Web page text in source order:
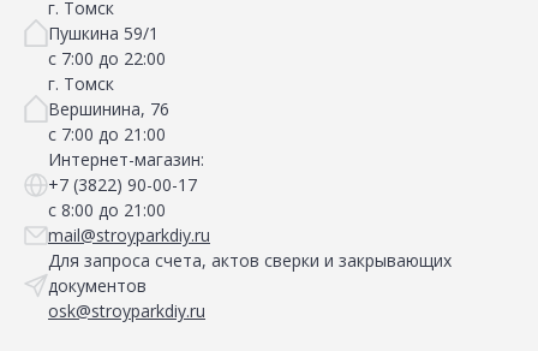
г. Томск
Пушкина 59/1
с 7:00 до 22:00
г. Томск
Вершинина, 76
с 7:00 до 21:00
Интернет-магазин:
+7 (3822) 90-00-17
с 8:00 до 21:00
mail@stroyparkdiy.ru
Для запроса счета, актов сверки и закрывающих
документов
osk@stroyparkdiy.ru